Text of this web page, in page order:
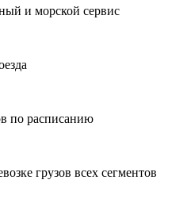
и морской сервис
по расписанию
грузов всех сегментов